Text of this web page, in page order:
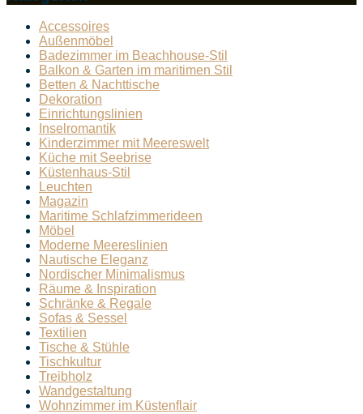
Accessoires
Außenmöbel
Badezimmer im Beachhouse-Stil
Balkon & Garten im maritimen Stil
Betten & Nachttische
Dekoration
Einrichtungslinien
Inselromantik
Kinderzimmer mit Meereswelt
Küche mit Seebrise
Küstenhaus-Stil
Leuchten
Magazin
Maritime Schlafzimmerideen
Möbel
Moderne Meereslinien
Nautische Eleganz
Nordischer Minimalismus
Räume & Inspiration
Schränke & Regale
Sofas & Sessel
Textilien
Tische & Stühle
Tischkultur
Treibholz
Wandgestaltung
Wohnzimmer im Küstenflair